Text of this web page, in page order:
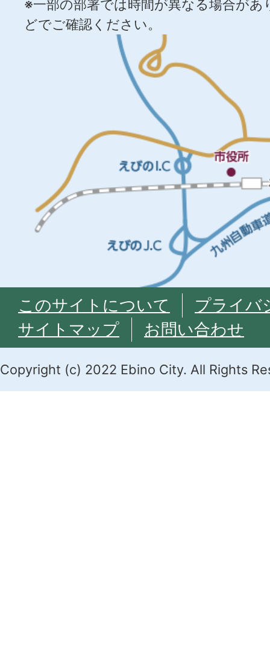
※一部の部署では時間が異なる場合が
どでご確認ください。
このサイトについて
プライバ
サイトマップ
お問い合わせ
Copyright (c) 2022 Ebino City. All Rights